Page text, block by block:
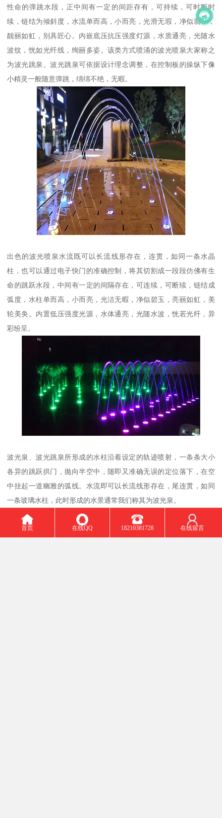
性命的弹跳水段，正中间有一定的间距存有，可持续，可时断时
续，链结为倾斜度，水流单而高，小而亮，光滑无瑕，净似翡翠，
靓丽如虹，别具匠心。内嵌底压抗压强度灯源，水质通亮，光随水
波纹，恍如光纤线，绚丽多姿。该类方式喷涌的波光喷泉大家称之
为波光跳泉。波光跳泉可依据设计理念调整，在控制板的操纵下像
小精灵一般随意弹跳，绵绵不绝，无暇。
出色的波光喷泉水流既可以长流线形存在，连贯，如同一条水晶
柱，也可以通过电子快门的准确控制，将其切割成一段段仿佛有生
命的跳跃水段，中间有一定的间隔存在，可连续，可断续，链结成
弧度，水柱单而高，小而亮，光洁无暇，净似碧玉，亮丽如虹，美
轮美奂。内置低压强度光源，水体通亮，光随水波，恍若光纤，异
彩纷呈。
波光泉、波光跳泉所形成的水柱沿着设定的轨迹喷射，一条条大小
各异的跳跃拱门，抛向半空中，随即又准确无误的定位落下，在空
中挂起一道幽雅的弧线。水流即可以长流线形存在，尾连贯，如同
一条玻璃水柱，此时形成的水景通常我们称其为波光泉。
首页 在线QQ 18210381728 在线留言